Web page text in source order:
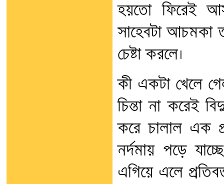
হয়তো ফিরেই
সাহেবটা আচমকা
চেষ্টা করলে।
কী একটা খেলে
চিন্তা না করেই
করে চালাল এক
নর্দমায় পড়ে
এগিয়ে এলে